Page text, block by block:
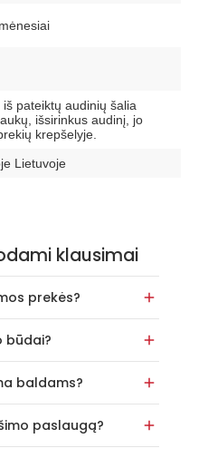
pateiktų audinių šalia
išsirinkus audinį, jo
krepšelyje.
Lietuvoje
klausimai
prekės?
būdai?
baldams?
paslaugą?